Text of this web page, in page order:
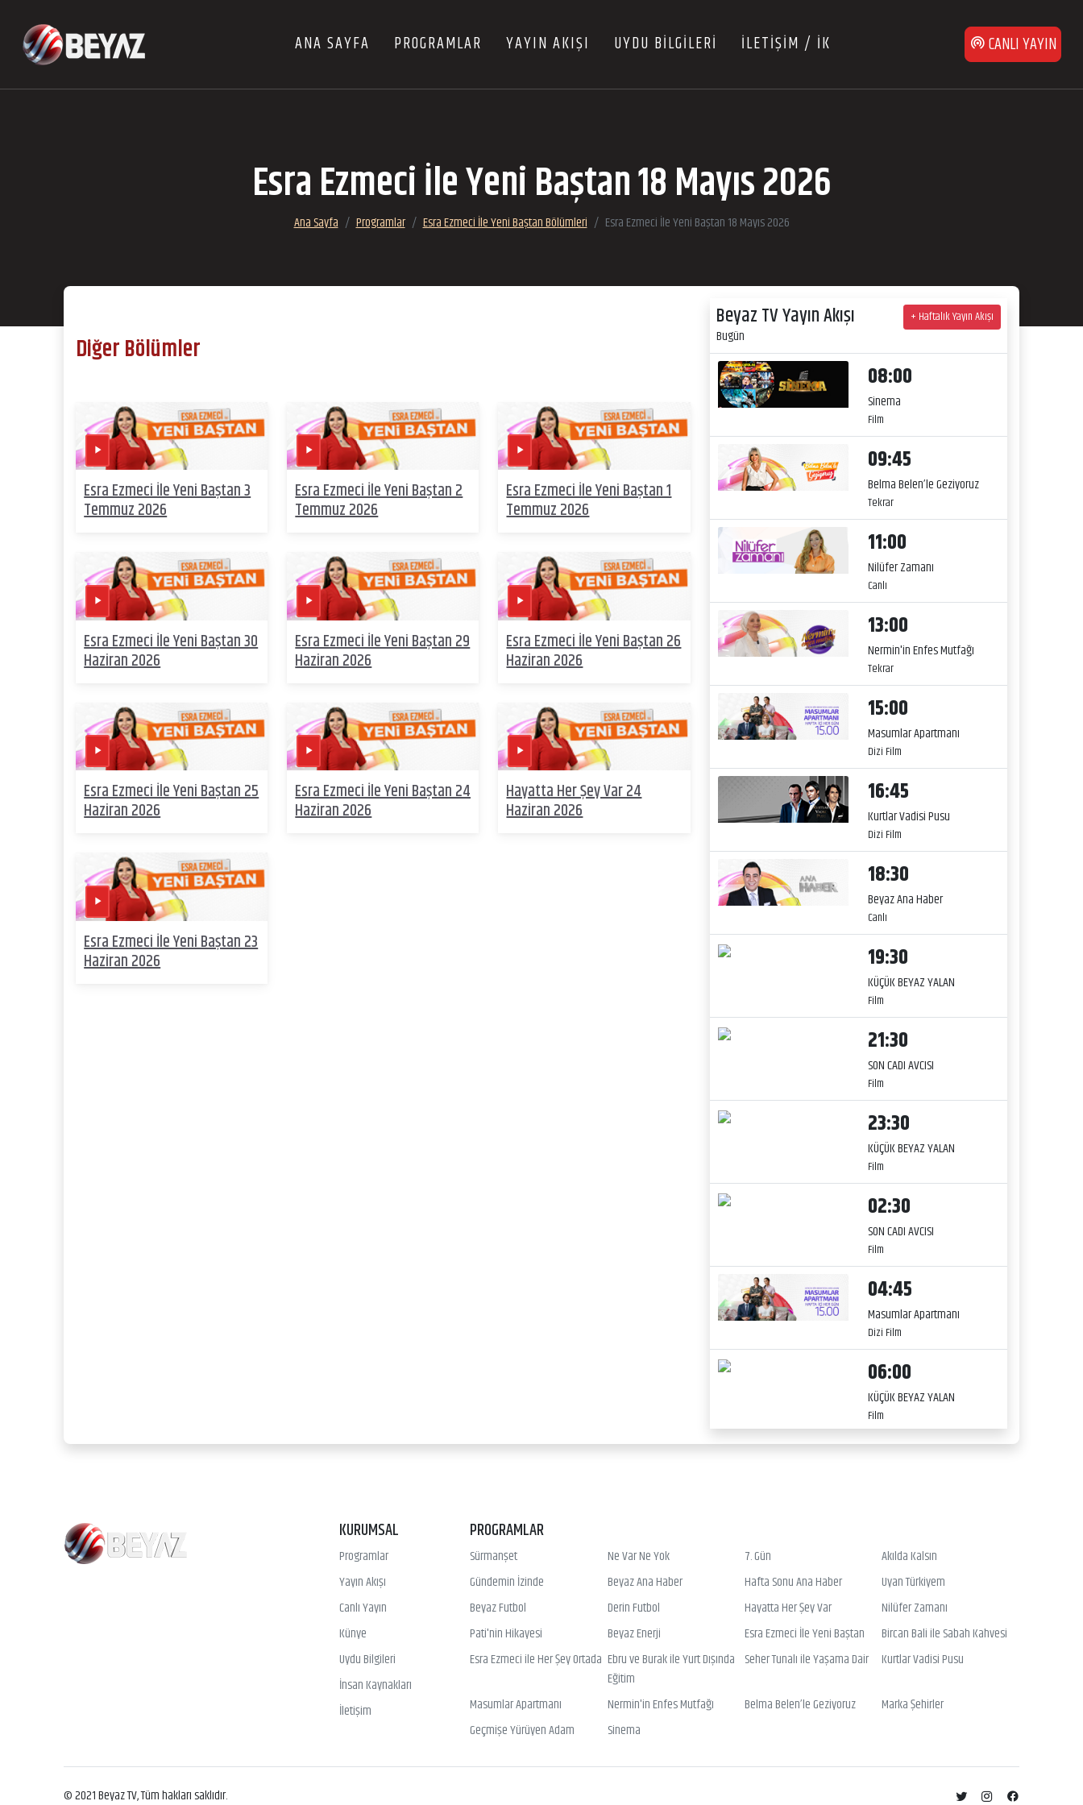
ANA SAYFA PROGRAMLAR YAYIN AKIŞI UYDU BİLGİLERİ İLETİŞİM / İK CANLI YAYIN
Esra Ezmeci İle Yeni Baştan 18 Mayıs 2026
Ana Sayfa Programlar Esra Ezmeci İle Yeni Baştan Bölümleri Esra Ezmeci İle Yeni Baştan 18 Mayıs 2026
Diğer Bölümler
Esra Ezmeci İle Yeni Baştan 3
Temmuz 2026
Esra Ezmeci İle Yeni Baştan 2
Temmuz 2026
Esra Ezmeci İle Yeni Baştan 1
Temmuz 2026
Esra Ezmeci İle Yeni Baştan 30
Haziran 2026
Esra Ezmeci İle Yeni Baştan 29
Haziran 2026
Esra Ezmeci İle Yeni Baştan 26
Haziran 2026
Esra Ezmeci İle Yeni Baştan 25
Haziran 2026
Esra Ezmeci İle Yeni Baştan 24
Haziran 2026
Hayatta Her Şey Var 24
Haziran 2026
Esra Ezmeci İle Yeni Baştan 23
Haziran 2026
Beyaz TV Yayın Akışı
Bugün
+ Haftalık Yayın Akışı
08:00
Sinema
Film
09:45
Belma Belen’le Geziyoruz
Tekrar
11:00
Nilüfer Zamanı
Canlı
13:00
Nermin'in Enfes Mutfağı
Tekrar
15:00
Masumlar Apartmanı
Dizi Film
16:45
Kurtlar Vadisi Pusu
Dizi Film
18:30
Beyaz Ana Haber
Canlı
19:30
KÜÇÜK BEYAZ YALAN
Film
21:30
SON CADI AVCISI
Film
23:30
KÜÇÜK BEYAZ YALAN
Film
02:30
SON CADI AVCISI
Film
04:45
Masumlar Apartmanı
Dizi Film
06:00
KÜÇÜK BEYAZ YALAN
Film
KURUMSAL
Programlar
Yayın Akışı
Canlı Yayın
Künye
Uydu Bilgileri
İnsan Kaynakları
İletişim
PROGRAMLAR
Sürmanşet Ne Var Ne Yok 7. Gün
Akılda Kalsın
Gündemin İzinde
Beyaz Ana Haber Hafta Sonu Ana Haber
Uyan Türkiyem
Beyaz Futbol
Derin Futbol Hayatta Her Şey Var
Nilüfer Zamanı
Pati'nin Hikayesi
Beyaz Enerji Esra Ezmeci İle Yeni Baştan
Bircan Bali ile Sabah Kahvesi
Esra Ezmeci ile Her Şey Ortada Ebru ve Burak ile Yurt Dışında
Eğitim
Seher Tunalı ile Yaşama Dair Kurtlar Vadisi Pusu
Masumlar Apartmanı Nermin'in Enfes Mutfağı Belma Belen’le Geziyoruz
Marka Şehirler
Geçmişe Yürüyen Adam
Sinema
© 2021 Beyaz TV, Tüm hakları saklıdır.